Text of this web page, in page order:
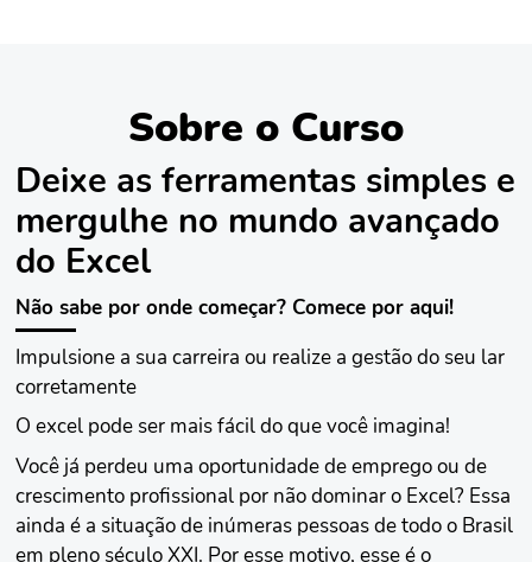
para utilizar o máximo do que o Excel e outros
programas do Pacote Office tem a oferecer.
Sobre o Curso
Deixe as ferramentas simples e
mergulhe no mundo avançado
do Excel
Não sabe por onde começar? Comece por aqui!
Impulsione a sua carreira ou realize a gestão do seu lar
corretamente
O excel pode ser mais fácil do que você imagina!
Você já perdeu uma oportunidade de emprego ou de
crescimento profissional por não dominar o Excel? Essa
ainda é a situação de inúmeras pessoas de todo o Brasil
em pleno século XXI. Por esse motivo, esse é o